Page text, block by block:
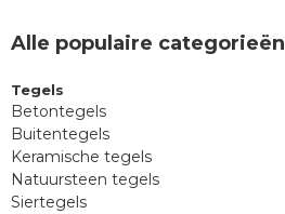
Alle populaire categorieën
Tegels
Betontegels
Buitentegels
Keramische tegels
Natuursteen tegels
Siertegels